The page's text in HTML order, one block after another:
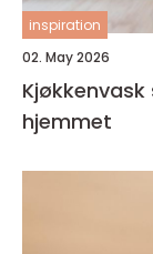
inspiration
02. May 2026
Kjøkkenvask slik velger du riktig modell til
hjemmet